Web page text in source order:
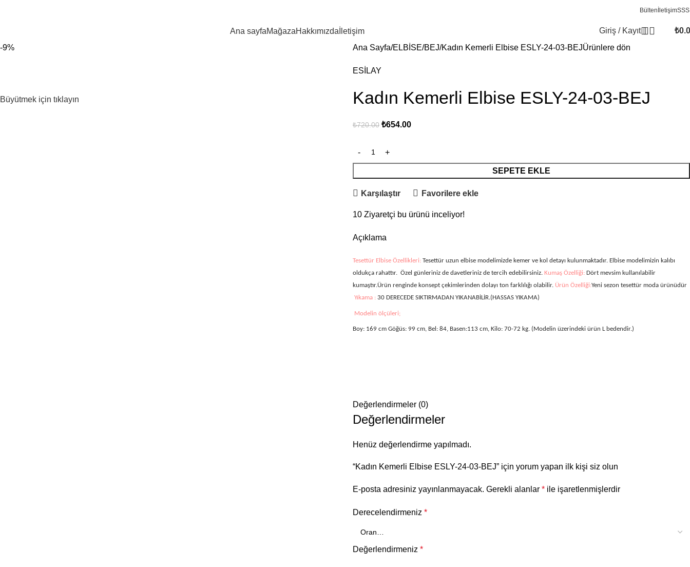
Bülten İletişimSSS
Ana sayfaMağazaHakkımızda İletişim Giriş / Kayıt ₺
-9%
Büyütmek için tıklayın
Ana Sayfa ELBİSE BEJ Kadın Kemerli Elbise ESLY-24-03-BEJÜrünlere dön
ESİLAY
Kadın Kemerli Elbise ESLY-24-03-BEJ
₺720.00 ₺654.00
SEPETE EKLE
Karşılaştır Favorilere ekle
10 Ziyaretçi bu ürünü inceliyor!
Açıklama
Tesettür Elbise Özellikleri: Tesettür uzun elbise modelimizde kemer ve kol detayı kulunmaktadır. Elbise modelimizin kalıbı
oldukça rahattır. Özel günleriniz de davetleriniz de tercih edebilirsiniz. Kumaş Özelliği: Dört mevsim kullanılabilir
kumaştır.Ürün renginde konsept çekimlerinden dolayı ton farklılığı olabilir. Ürün Özelliği:Yeni sezon tesettür moda ürünüdür
Yıkama : 30 DERECEDE SIKTIRMADAN YIKANABİLİR.(HASSAS YIKAMA)
Modelin ölçüleri;
Boy: 169 cm Göğüs: 99 cm, Bel: 84, Basen:113 cm, Kilo: 70-72 kg. (Modelin üzerindeki ürün L bedendir.)
Değerlendirmeler (0)
Değerlendirmeler
Henüz değerlendirme yapılmadı.
“Kadın Kemerli Elbise ESLY-24-03-BEJ” için yorum yapan ilk kişi siz olun
E-posta adresiniz yayınlanmayacak. Gerekli alanlar * ile işaretlenmişlerdir
Derecelendirmeniz *
Değerlendirmeniz *